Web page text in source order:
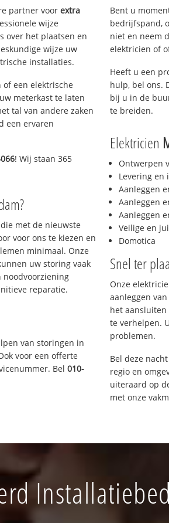
partner voorextra
wijze
over het plaatsen en
wijze uw
installaties.
een elektrische
meterkast te laten
tal van andere zaken
een ervaren
! Wij staan 365
met de nieuwste
voor ons te kiezen en
minimaal. Onze
uw storing vaak
noodvoorziening
reparatie.
van storingen in
voor een offerte
Bel010-
Bent u
bedrijfspand,
niet en neem
elektricien of
Heeft u een
hulp, bel ons.
bij u in de
te breiden.
Elektricien
Ontwerpen
Levering en
Aanleggen
Aanleggen
Aanleggen
Veilige en
Domotica
Snel ter
Onze
aanleggen
het aansluiten
te verhelpen.
problemen.
Bel deze
regio en
uiteraard op
met onze